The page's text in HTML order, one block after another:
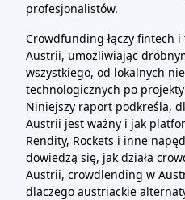
profesjonalistów.
Crowdfunding łączy fintech
Austrii, umożliwiając
wszystkiego, od lokalnych
technologicznych po
Niniejszy raport podkreśla,
Austrii jest ważny i jak
Rendity, Rockets i inne
dowiedzą się, jak działa
Austrii, crowdlending w
dlaczego austriackie